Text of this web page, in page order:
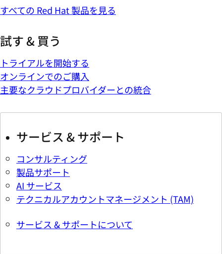
すべての Red Hat 製品を見る
試す & 買う
トライアルを開始する
オンラインでのご購入
主要なクラウドプロバイダーとの統合
サービス & サポート
コンサルティング
製品サポート
AI サービス
テクニカルアカウントマネージメント (TAM)
サービス & サポートについて